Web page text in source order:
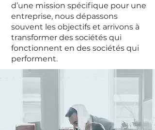
d’une mission spécifique pour une
entreprise, nous dépassons
souvent les objectifs et arrivons à
transformer des sociétés qui
fonctionnent en des sociétés qui
performent.